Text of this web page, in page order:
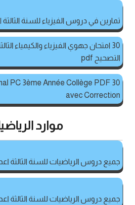
تمارين في دروس الفيزياء للسنة
30 امتحان جهوي الفيزياء والكيمياء
التصحيح pdf
PC 3ème Année Collège PDF
avec Correction
موارد
جميع دروس الرياضيات للسنة الثالثة
جميع دروس الرياضيات للسنة الثالثة